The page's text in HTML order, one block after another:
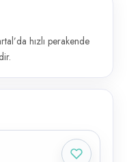
hızlı perakende